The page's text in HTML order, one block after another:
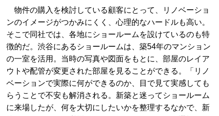
物件の購入を検討している顧客にとって、リノベーショ
ンのイメージがつかみにくく、心理的なハードルも高い。
そこで同社では、各地にショールームを設けているのも特
徴的だ。渋谷にあるショールームは、築54年のマンション
の一室を活用。当時の写真や図面をもとに、部屋のレイア
ウトや配管が変更された部屋を見ることができる。「リノ
ベーションで実際に何ができるのか、目で見て実感しても
らうことで不安も解消される。新築と迷ってショールーム
に来場したが、何を大切にしたいかを整理するなかで、新